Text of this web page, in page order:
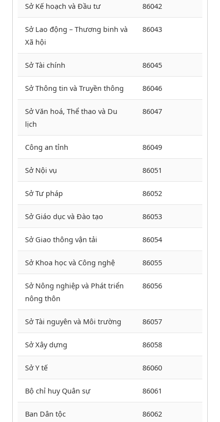
Sở Kế hoạch và Đầu tư 86042
Sở Lao động – Thương binh và
Xã hội
86043
Sở Tài chính 86045
Sở Thông tin và Truyền thông 86046
Sở Văn hoá, Thể thao và Du
lịch
86047
Công an tỉnh 86049
Sở Nội vụ 86051
Sở Tư pháp 86052
Sở Giáo dục và Đào tạo 86053
Sở Giao thông vận tải 86054
Sở Khoa học và Công nghệ 86055
Sở Nông nghiệp và Phát triển
nông thôn
86056
Sở Tài nguyên và Môi trường 86057
Sở Xây dựng 86058
Sở Y tế 86060
Bộ chỉ huy Quân sự 86061
Ban Dân tộc 86062